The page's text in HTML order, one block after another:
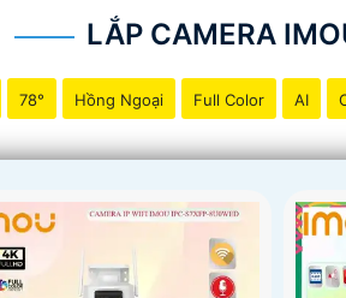
LẮP CAMERA
78° Hồng Ngoại Full Color AI